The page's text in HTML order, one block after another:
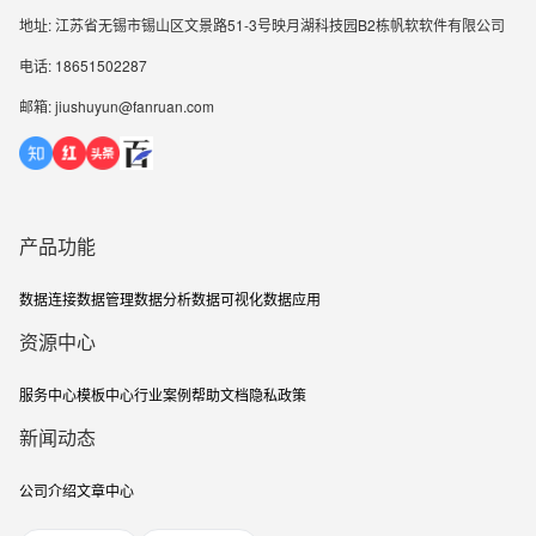
地址: 江苏省无锡市锡山区文景路51-3号映月湖科技园B2栋帆软软件有限公司
电话: 18651502287
邮箱: jiushuyun@fanruan.com
产品功能
数据连接数据管理数据分析数据可视化数据应用
资源中心
服务中心模板中心行业案例帮助文档隐私政策
新闻动态
公司介绍文章中心